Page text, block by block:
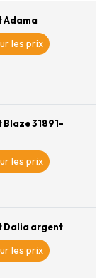
Adama
les prix
31891-
les prix
Dalia argent
les prix